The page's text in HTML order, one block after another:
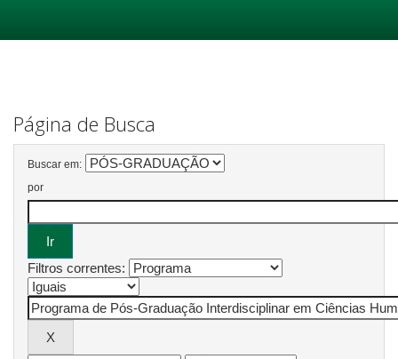
Página de Busca
Buscar em:
por
Filtros correntes: